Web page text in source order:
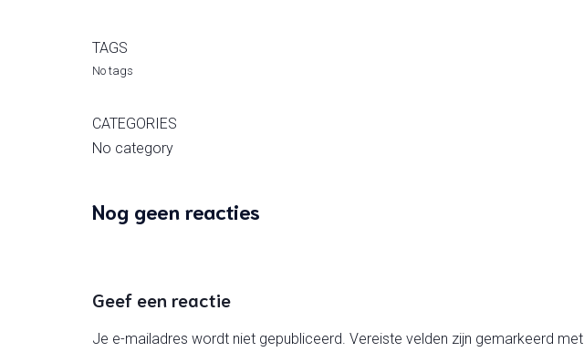
TAGS
No tags
CATEGORIES
No category
Nog geen reacties
Geef een reactie
Je e-mailadres wordt niet gepubliceerd. Vereiste velden zijn gemarkeerd met